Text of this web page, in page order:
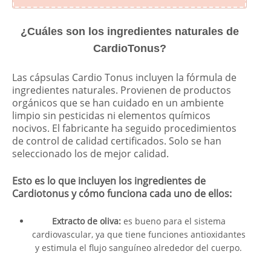
¿Cuáles son los ingredientes naturales de
CardioTonus?
Las cápsulas Cardio Tonus incluyen la fórmula de
ingredientes naturales. Provienen de productos
orgánicos que se han cuidado en un ambiente
limpio sin pesticidas ni elementos químicos
nocivos. El fabricante ha seguido procedimientos
de control de calidad certificados. Solo se han
seleccionado los de mejor calidad.
Esto es lo que incluyen los ingredientes de
Cardiotonus y cómo funciona cada uno de ellos:
Extracto de oliva:es bueno para el sistema
cardiovascular, ya que tiene funciones antioxidantes
y estimula el flujo sanguíneo alrededor del cuerpo.